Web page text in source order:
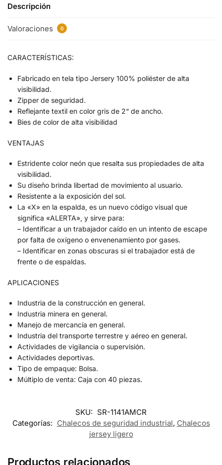
Descripción
Valoraciones 0
CARACTERÍSTICAS:
Fabricado en tela tipo Jersery 100% poliéster de alta
visibilidad.
Zipper de seguridad.
Reflejante textil en color gris de 2“ de ancho.
Bies de color de alta visibilidad
VENTAJAS
Estridente color neón que resalta sus propiedades de alta
visibilidad.
Su diseño brinda libertad de movimiento al usuario.
Resistente a la exposición del sol.
La «X» en la espalda, es un nuevo código visual que
significa «ALERTA», y sirve para:
– Identificar a un trabajador caído en un intento de escape
por falta de oxígeno o envenenamiento por gases.
– Identificar en zonas obscuras si el trabajador está de
frente o de espaldas.
APLICACIONES
Industria de la construcción en general.
Industria minera en general.
Manejo de mercancía en general.
Industria del transporte terrestre y aéreo en general.
Actividades de vigilancia o supervisión.
Actividades deportivas.
Tipo de empaque: Bolsa.
Múltiplo de venta: Caja con 40 piezas.
SKU: SR-1141AMCR
Categorías: Chalecos de seguridad industrial, Chalecos
jersey ligero
Productos relacionados